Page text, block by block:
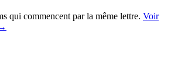
qui commencent par la même lettre. Voir